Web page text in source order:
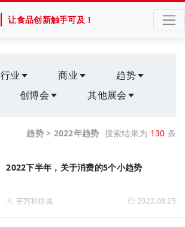
让食品创新触手可及！
行业 商业
趋势
创博会 其他展会
趋势 > 2022年趋势 搜索结果为 130 条
2022下半年，关于消费的5个小趋势
芋艿和猫说 2022.08.25